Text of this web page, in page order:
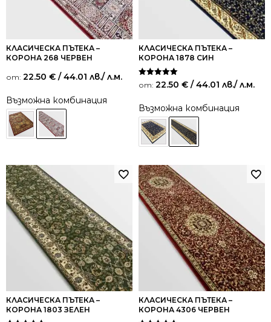
КЛАСИЧЕСКА ПЪТЕКА –
КОРОНА 268 ЧЕРВЕН
от: 22.50 € / 44.01 лв./ л.м.
Възможна комбинация
КЛАСИЧЕСКА ПЪТЕКА –
КОРОНА 1878 СИН
Оценено на
5.00
от: 22.50 € / 44.01 лв./ л.м.
Възможна комбинация
КЛАСИЧЕСКА ПЪТЕКА –
КОРОНА 1803 ЗЕЛЕН
КЛАСИЧЕСКА ПЪТЕКА –
КОРОНА 4306 ЧЕРВЕН